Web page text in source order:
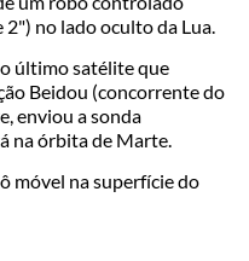
no lado oculto da Lua.
último satélite que
Beidou (concorrente do
enviou a sonda
na órbita de Marte.
móvel na superfície do